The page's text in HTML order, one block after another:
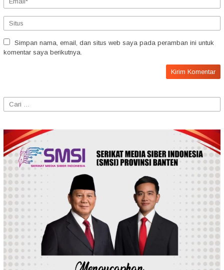
Simpan nama, email, dan situs web saya pada peramban ini untuk
komentar saya berikutnya.
Cari
untuk: